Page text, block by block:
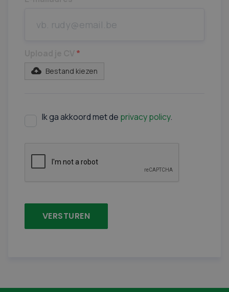
*
Bestand kiezen
Ik ga akkoord met de privacy policy.